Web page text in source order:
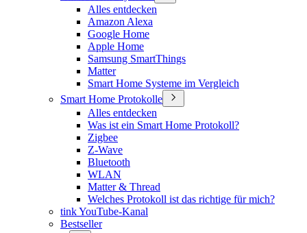
Alles entdecken
Amazon Alexa
Google Home
Apple Home
Samsung SmartThings
Matter
Smart Home Systeme im Vergleich
Smart Home Protokolle
Alles entdecken
Was ist ein Smart Home Protokoll?
Zigbee
Z-Wave
Bluetooth
WLAN
Matter & Thread
Welches Protokoll ist das richtige für mich?
tink YouTube-Kanal
Bestseller